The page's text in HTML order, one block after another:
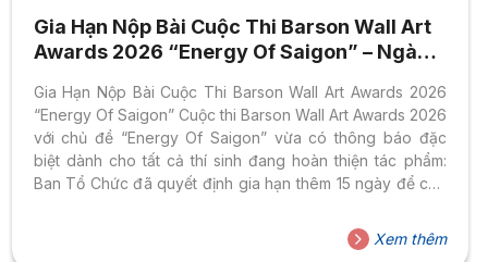
Gia Hạn Nộp Bài Cuộc Thi Barson Wall Art
Awards 2026 “Energy Of Saigon” – Ngành
Gia Hạn Nộp Bài Cuộc Thi Barson Wall Art Awards 2026
“Energy Of Saigon” Cuộc thi Barson Wall Art Awards 2026
với chủ đề “Energy Of Saigon” vừa có thông báo đặc
biệt dành cho tất cả thí sinh đang hoàn thiện tác phẩm:
Ban Tổ Chức đã quyết định gia hạn thêm 15 ngày để các
khi nộp. Đây là cơ hội lý tưởng để sinh viên Ngành Thiết
Kế Đồ Họa thuộc Khoa Thiết Kế – Nghệ Thuật (FADA), Đại
Xem thêm